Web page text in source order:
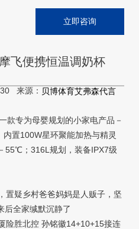
立即咨询
飞便携恒温调奶杯
来源： 贝博体育艾弗森代言
专为母婴规划的小家电产品－
置100W星环聚能加热与精灵
55℃；316L规划，装备IPX7级
疑乡村爸爸妈妈是人贩子，坚
后全家缄默沉静了
胜北控 孙铭徽14+10+15接连